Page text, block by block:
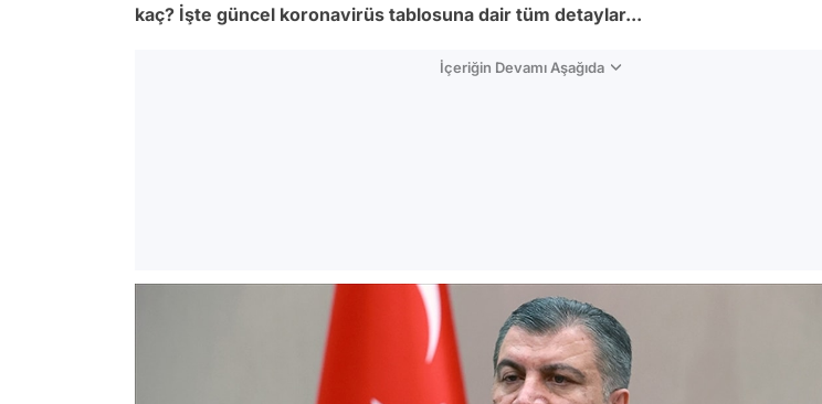
kaç? İşte güncel koronavirüs tablosuna dair tüm detaylar...
İçeriğin Devamı Aşağıda